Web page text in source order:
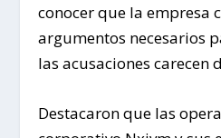
conocer que la empresa
argumentos necesarios
las acusaciones carecen
Destacaron que las